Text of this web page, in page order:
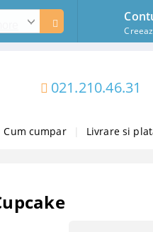
021.210.46.31
Cum cumpar Livrare si